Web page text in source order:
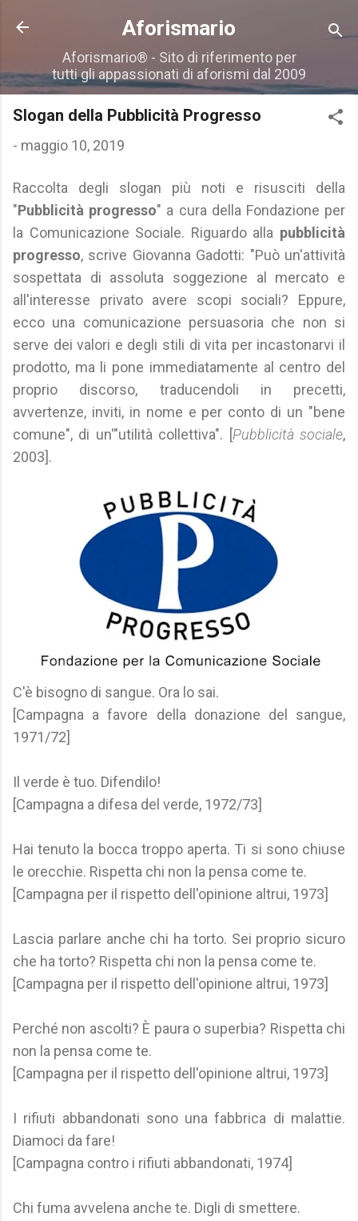
Passa ai contenuti principali
Aforismario
Aforismario® - Sito di riferimento per
tutti gli appassionati di aforismi dal 2009
Slogan della Pubblicità Progresso
- maggio 10, 2019
Raccolta degli slogan più noti e risusciti della
"Pubblicità progresso" a cura della Fondazione per
la Comunicazione Sociale. Riguardo alla pubblicità
progresso, scrive Giovanna Gadotti: "Può un'attività
sospettata di assoluta soggezione al mercato e
all'interesse privato avere scopi sociali? Eppure,
ecco una comunicazione persuasoria che non si
serve dei valori e degli stili di vita per incastonarvi il
prodotto, ma li pone immediatamente al centro del
proprio discorso, traducendoli in precetti,
avvertenze, inviti, in nome e per conto di un "bene
comune", di un'"utilità collettiva". [Pubblicità sociale,
2003].
C'è bisogno di sangue. Ora lo sai.
[Campagna a favore della donazione del sangue,
1971/72]
Il verde è tuo. Difendilo!
[Campagna a difesa del verde, 1972/73]
Hai tenuto la bocca troppo aperta. Ti si sono chiuse
le orecchie. Rispetta chi non la pensa come te.
[Campagna per il rispetto dell'opinione altrui, 1973]
Lascia parlare anche chi ha torto. Sei proprio sicuro
che ha torto? Rispetta chi non la pensa come te.
[Campagna per il rispetto dell'opinione altrui, 1973]
Perché non ascolti? È paura o superbia? Rispetta chi
non la pensa come te.
[Campagna per il rispetto dell'opinione altrui, 1973]
I rifiuti abbandonati sono una fabbrica di malattie.
Diamoci da fare!
[Campagna contro i rifiuti abbandonati, 1974]
Chi fuma avvelena anche te. Digli di smettere.